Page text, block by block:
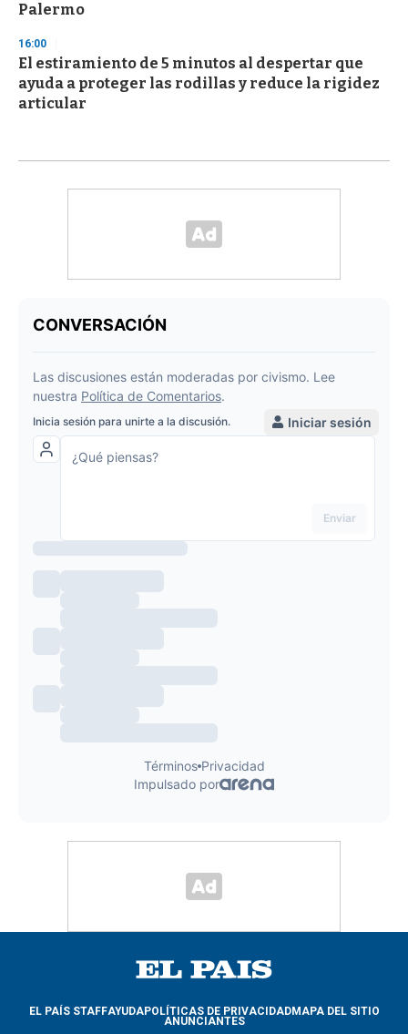
Palermo
16:00
El estiramiento de 5 minutos al despertar que
ayuda a proteger las rodillas y reduce la rigidez
articular
EL PAÍS STAFFAYUDAPOLÍTICAS DE PRIVACIDADMAPA DEL SITIO
ANUNCIANTES